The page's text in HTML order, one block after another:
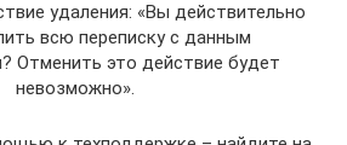
удаления: «Вы действительно
всю переписку с данным
Отменить это действие будет
невозможно».